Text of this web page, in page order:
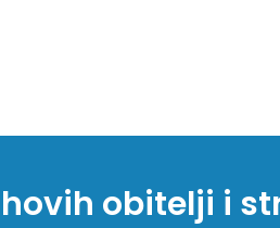
obitelji i